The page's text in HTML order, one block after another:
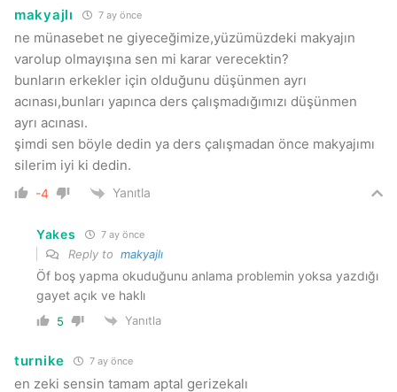
makyajlı 7 ay önce
ne münasebet ne giyeceğimize,yüzümüzdeki makyajın
varolup olmayışına sen mi karar verecektin?
bunların erkekler için olduğunu düşünmen ayrı
acınası,bunları yapınca ders çalışmadığımızı düşünmen
ayrı acınası.
şimdi sen böyle dedin ya ders çalışmadan önce makyajımı
silerim iyi ki dedin.
-4 Yanıtla
Yakes 7 ay önce
Reply to makyajlı
Öf boş yapma okuduğunu anlama problemin yoksa yazdığı
gayet açık ve haklı
5 Yanıtla
turnike 7 ay önce
en zeki sensin tamam aptal gerizekalı